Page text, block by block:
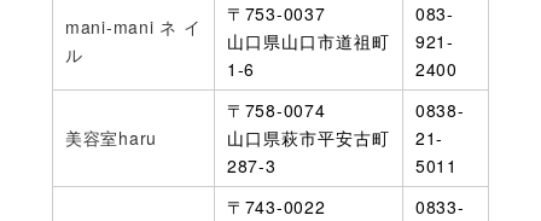
mani-maniネイ
ル
〒753-0037
山口県山口市道祖町
1‐6
083-
921-
2400
美容室haru
〒758-0074
山口県萩市平安古町
287-3
0838-
21-
5011
〒743-0022
0833-